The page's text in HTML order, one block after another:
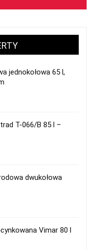
jednokołowa 65 l,
T-066/B 85 l –
dwukołowa
Vimar 80 l